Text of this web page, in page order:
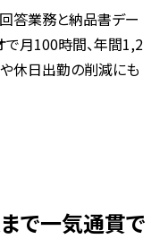
答業務と納品書デー
で月100時間、年間1,2
休日出勤の削減にも
で一気通貫で